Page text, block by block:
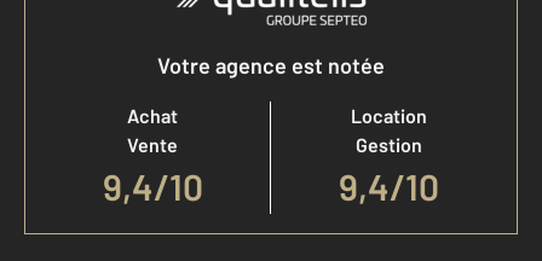
Votre agence est notée
Achat
Vente
9,4/10
Location
Gestion
9,4/10